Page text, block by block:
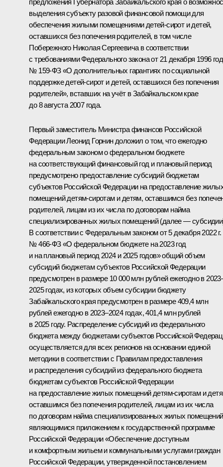
предложения Губернатора Забайкальского края о
выделения субъекту разовой финансовой помощи для
обеспечения жилыми помещениями детей-сирот и детей,
оставшихся без попечения родителей, в том числе
Побережного Николая Сергеевича в соответствии
с требованиями Федерального закона от 21 декабря 1996
№ 159-ФЗ «О дополнительных гарантиях по социальной
поддержке детей-сирот и детей, оставшихся без попечения
родителей», вставших на учёт в Забайкальском крае
до 8 августа 2007 года.
Первый заместитель Министра финансов Российской
Федерации Леонид Горнин доложил о том, что ежегодно
федеральным законом о федеральном бюджете
на соответствующий финансовый год и плановый период
предусмотрено предоставление субсидий бюджетам
субъектов Российской Федерации на предоставление
помещений детям-сиротам и детям, оставшимся без
родителей, лицам из их числа по договорам найма
специализированных жилых помещений (далее —
В соответствии с Федеральным законом от 5 декабря 2022 г.
№ 466-ФЗ «О федеральном бюджете на 2023 год
и на плановый период 2024 и 2025 годов» общий объем
субсидий бюджетам субъектов Российской Федерации
предусмотрен в размере 10 000 млн рублей ежегодно в
2025 годах, из которых объем субсидии бюджету
Забайкальского края предусмотрен в размере 409,4 млн
рублей ежегодно в 2023–2024 годах, 401,4 млн рублей
в 2025 году. Распределение субсидий из федерального
бюджета между бюджетами субъектов Российской
осуществляется для всех регионов на основании единой
методики в соответствии с Правилам предоставления
и распределения субсидий из федерального бюджета
бюджетам субъектов Российской Федерации
на предоставление жилых помещений детям-сиротам и
оставшимся без попечения родителей, лицам из их числа
по договорам найма специализированных жилых
являющимися приложением к государственной программе
Российской Федерации «Обеспечение доступным
и комфортным жильем и коммунальными услугами граждан
Российской Федерации, утвержденной постановлением